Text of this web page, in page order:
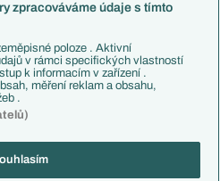
zpracováváme údaje s tímto
poloze . Aktivní
v rámci specifických vlastností
k informacím v zařízení .
měření reklam a obsahu,
.